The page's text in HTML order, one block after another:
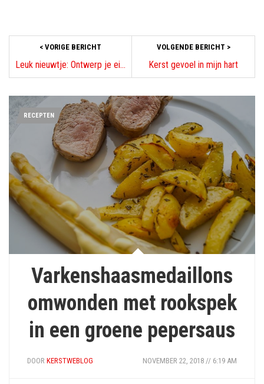
< VORIGE BERICHT
Leuk nieuwtje: Ontwerp je eigen cadeaupapier voor kerst
VOLGENDE BERICHT >
Kerst gevoel in mijn hart
RECEPTEN
Varkenshaasmedaillons
omwonden met rookspek
in een groene pepersaus
DOOR KERSTWEBLOG NOVEMBER 22, 2018 // 6:19 AM